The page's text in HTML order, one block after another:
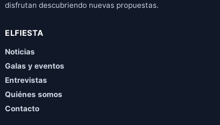
disfrutan descubriendo nuevas propuestas.
ELFIESTA
Noticias
Galas y eventos
Entrevistas
Quiénes somos
Contacto